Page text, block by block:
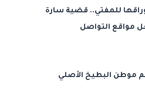
للمفتي.. قضية سارة
مواقع التواصل
موطن البطيخ الأصلي